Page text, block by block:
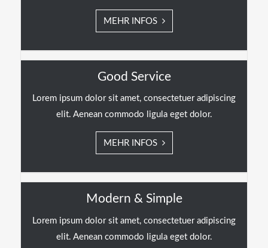
MEHR INFOS
Good Service
Lorem ipsum dolor sit amet, consectetuer adipiscing
elit. Aenean commodo ligula eget dolor.
MEHR INFOS
Modern & Simple
Lorem ipsum dolor sit amet, consectetuer adipiscing
elit. Aenean commodo ligula eget dolor.